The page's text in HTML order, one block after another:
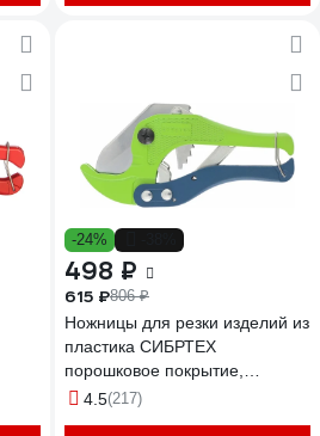
-24%
498 ₽
615 ₽806 ₽
Ножницы для резки изделий из
пластика СИБРТЕХ
порошковое покрытие,
диаметр до 42 мм 78404
4.5(217)